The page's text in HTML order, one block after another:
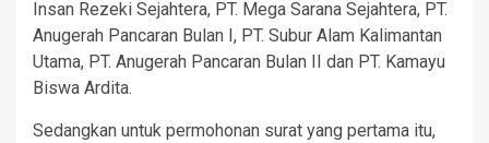
Insan Rezeki Sejahtera, PT. Mega Sarana Sejahtera, PT.
Anugerah Pancaran Bulan I, PT. Subur Alam Kalimantan
Utama, PT. Anugerah Pancaran Bulan II dan PT. Kamayu
Biswa Ardita.
Sedangkan untuk permohonan surat yang pertama itu,